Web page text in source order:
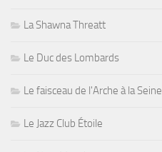
La Shawna Threatt
Le Duc des Lombards
Le faisceau de l'Arche à la Seine
Le Jazz Club Étoile